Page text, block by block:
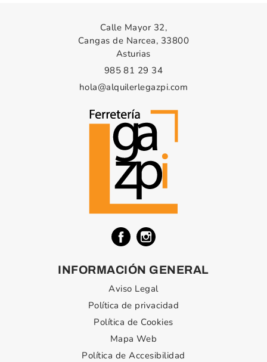
Calle Mayor 32,
Cangas de Narcea, 33800
Asturias
985 81 29 34
hola@alquilerlegazpi.com
INFORMACIÓN GENERAL
Aviso Legal
Política de privacidad
Política de Cookies
Mapa Web
Política de Accesibilidad